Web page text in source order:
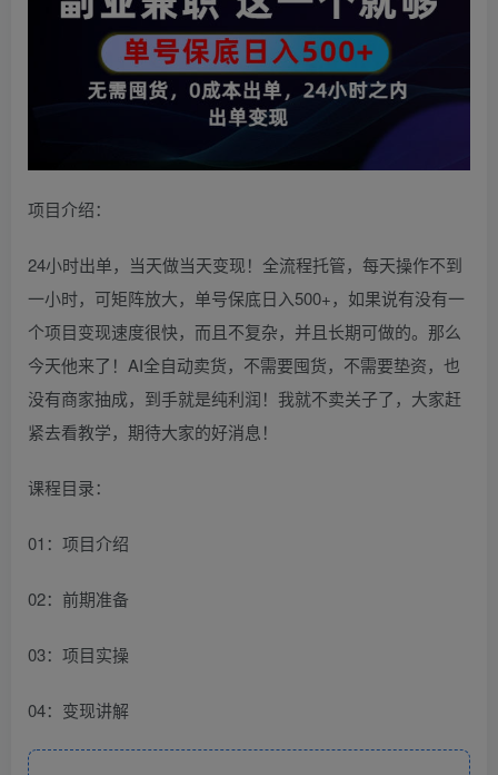
项目介绍：
24小时出单，当天做当天变现！全流程托管，每天操作不到
一小时，可矩阵放大，单号保底日入500+，如果说有没有一
个项目变现速度很快，而且不复杂，并且长期可做的。那么
今天他来了！AI全自动卖货，不需要囤货，不需要垫资，也
没有商家抽成，到手就是纯利润！我就不卖关子了，大家赶
紧去看教学，期待大家的好消息！
课程目录：
01：项目介绍
02：前期准备
03：项目实操
04：变现讲解